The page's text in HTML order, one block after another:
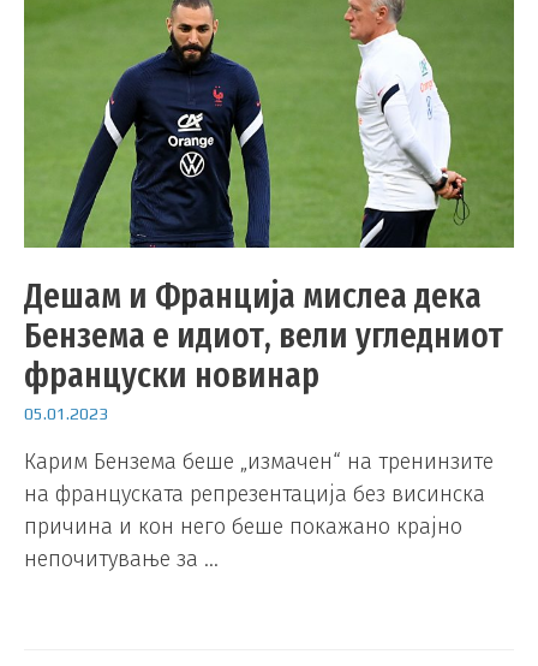
Дешам и Франција мислеа дека
Бензема е идиот, вели угледниот
француски новинар
05.01.2023
Карим Бензема беше „измачен“ на тренинзите
на француската репрезентација без висинска
причина и кон него беше покажано крајно
непочитување за …